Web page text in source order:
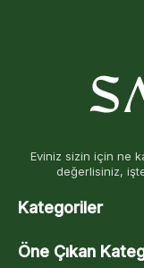
Eviniz sizin için ne
değerlisiniz,
Kategoriler
Öne Çıkan